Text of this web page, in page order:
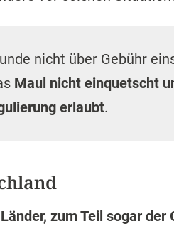
nicht über Gebühr
Maul nicht einquetscht
erlaubt.
zum Teil sogar der